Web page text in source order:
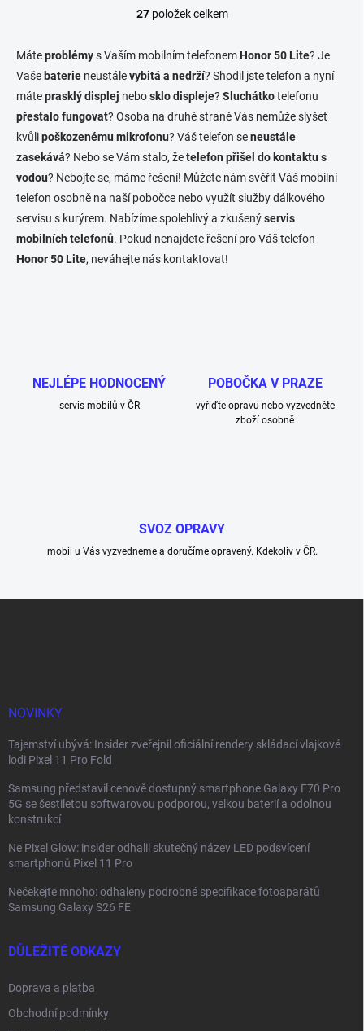
O
l
d
a
c
í
p
r
v
y
v
ý
p
i
27položek celkem
Máteproblémys Vaším mobilním telefonemHonor 50 Lite? Je
Vaše baterie neustálevybitá a nedrží? Shodil jste telefon a nyní
máteprasklý displej nebosklo displeje? Sluchátkotelefonu
přestalo fungovat? Osoba na druhé straně Vás nemůže slyšet
kvůlipoškozenému mikrofonu? Váš telefon seneustále
zasekává? Nebo se Vám stalo, žetelefon přišel do kontaktu s
vodou? Nebojte se, máme řešení! Můžete nám svěřit Váš mobilní
telefon osobně na naší pobočce nebo využít služby dálkového
servisu s kurýrem. Nabízíme spolehlivý a zkušenýservis
mobilních telefonů. Pokud nenajdete řešení pro Váš telefon
Honor 50 Lite, neváhejte nás kontaktovat!
NEJLÉPE HODNOCENÝ
servis mobilů v ČR
POBOČKA V PRAZE
vyřiďte opravu nebo vyzvedněte
zboží osobně
SVOZ OPRAVY
mobil u Vás vyzvedneme a doručíme opravený. Kdekoliv v ČR.
NOVINKY
Tajemství ubývá: Insider zveřejnil oficiální rendery skládací vlajkové
lodi Pixel 11 Pro Fold
Samsung představil cenově dostupný smartphone Galaxy F70 Pro
5G se šestiletou softwarovou podporou, velkou baterií a odolnou
konstrukcí
Ne Pixel Glow: insider odhalil skutečný název LED podsvícení
smartphonů Pixel 11 Pro
Nečekejte mnoho: odhaleny podrobné specifikace fotoaparátů
Samsung Galaxy S26 FE
DŮLEŽITÉ ODKAZY
Doprava a platba
Obchodní podmínky